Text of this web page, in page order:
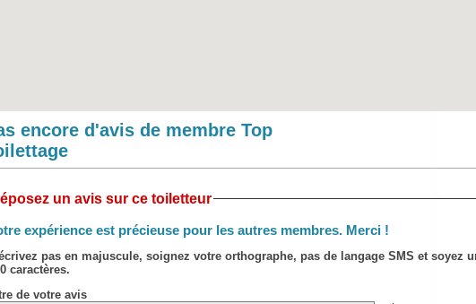
encore d'avis de membre Top
un avis sur ce toiletteur
expérience est précieuse pour les autres membres. Merci !
pas en majuscule, soignez votre orthographe, pas de langage SMS et soyez
caractères.
de votre avis